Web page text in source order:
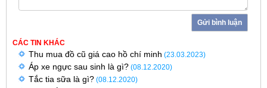
Gửi bình luận
CÁC TIN KHÁC
Thu mua đồ cũ giá cao hồ chí minh (23.03.2023)
Áp xe ngực sau sinh là gì? (08.12.2020)
Tắc tia sữa là gì? (08.12.2020)